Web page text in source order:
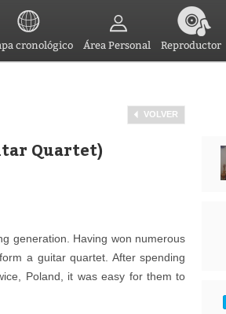
cronológico Área Personal Reproductor
VOLVER
Quartet)
generation. Having won numerous
a guitar quartet. After spending
Poland, it was easy for them to